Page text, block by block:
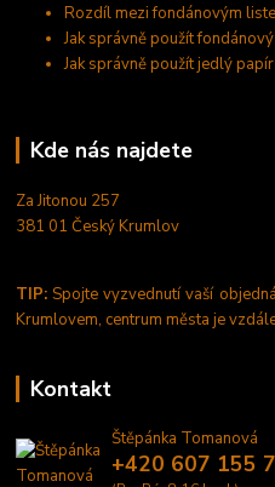
Rozdíl mezi fondánovým
Jak správně použít
Jak správně použít jedlý papír
Kde nás najdete
Za Jitonou 257
381 01 Český Krumlov
TIP: Spojte vyzvednutí vaší
Krumlovem, centrum města je
Kontakt
Štěpánka Tomanová
+420 607 155